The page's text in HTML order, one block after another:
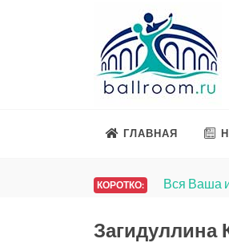
ГЛАВНАЯ
КОРОТКО: Вся Ваша
Загидуллина